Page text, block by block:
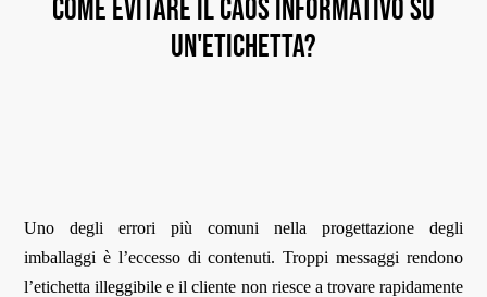
Come evitare il caos informativo su
un'etichetta?
Uno degli errori più comuni nella progettazione degli
imballaggi è l’eccesso di contenuti. Troppi messaggi rendono
l’etichetta illeggibile e il cliente non riesce a trovare rapidamente